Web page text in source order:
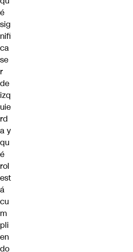
é
sig
nifi
ca
se
r
de
izq
uie
rd
a y
qu
é
rol
est
á
cu
m
pli
en
do